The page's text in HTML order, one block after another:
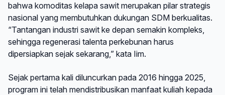
bahwa komoditas kelapa sawit merupakan pilar strategis
nasional yang membutuhkan dukungan SDM berkualitas.
“Tantangan industri sawit ke depan semakin kompleks,
sehingga regenerasi talenta perkebunan harus
dipersiapkan sejak sekarang,” kata Iim.
Sejak pertama kali diluncurkan pada 2016 hingga 2025,
program ini telah mendistribusikan manfaat kuliah kepada